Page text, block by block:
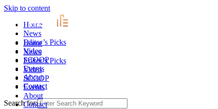
Skip to content
Home
News
Editor’s Picks
Video
SCOOP
Events
About
Contact
Home
News
Editor’s Picks
Video
SCOOP
Events
About
Contact
Search for: